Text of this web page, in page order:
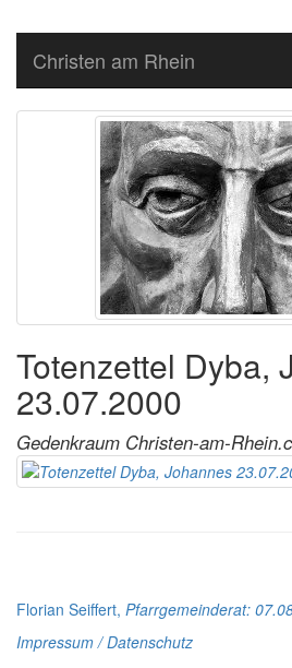
Christen am Rhein
Totenzettel Dyba,
23.07.2000
Gedenkraum Christen-am-
Florian Seiffert, Pfarrgemeinderat:
Impressum / Datenschutz